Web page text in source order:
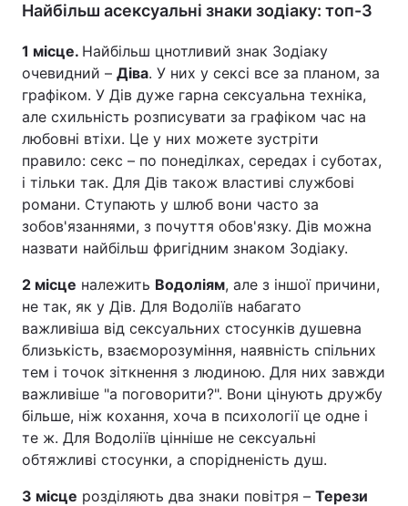
Найбільш асексуальні знаки зодіаку: топ-3
1 місце. Найбільш цнотливий знак Зодіаку
очевидний – Діва. У них у сексі все за планом, за
графіком. У Дів дуже гарна сексуальна техніка,
але схильність розписувати за графіком час на
любовні втіхи. Це у них можете зустріти
правило: секс – по понеділках, середах і суботах,
і тільки так. Для Дів також властиві службові
романи. Ступають у шлюб вони часто за
зобов'язаннями, з почуття обов'язку. Дів можна
назвати найбільш фригідним знаком Зодіаку.
2 місце належить Водоліям, але з іншої причини,
не так, як у Дів. Для Водоліїв набагато
важливіша від сексуальних стосунків душевна
близькість, взаєморозуміння, наявність спільних
тем і точок зіткнення з людиною. Для них завжди
важливіше "а поговорити?". Вони цінують дружбу
більше, ніж кохання, хоча в психології це одне і
те ж. Для Водоліїв цінніше не сексуальні
обтяжливі стосунки, а спорідненість душ.
3 місце розділяють два знаки повітря – Терези